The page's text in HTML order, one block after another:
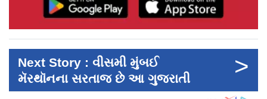
Next Story : વીસમી મુંબઈ
મૅરથૉનના સરતાજ છે આ ગુજરાતી
>